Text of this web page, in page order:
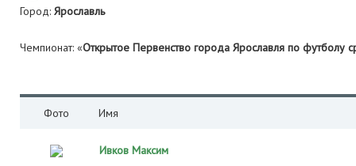
Город: Ярославль
Чемпионат: «Открытое Первенство города Ярославля по футболу
Фото Имя
Ивков Максим